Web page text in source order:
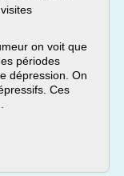
on voit que
périodes
dépression. On
Ces